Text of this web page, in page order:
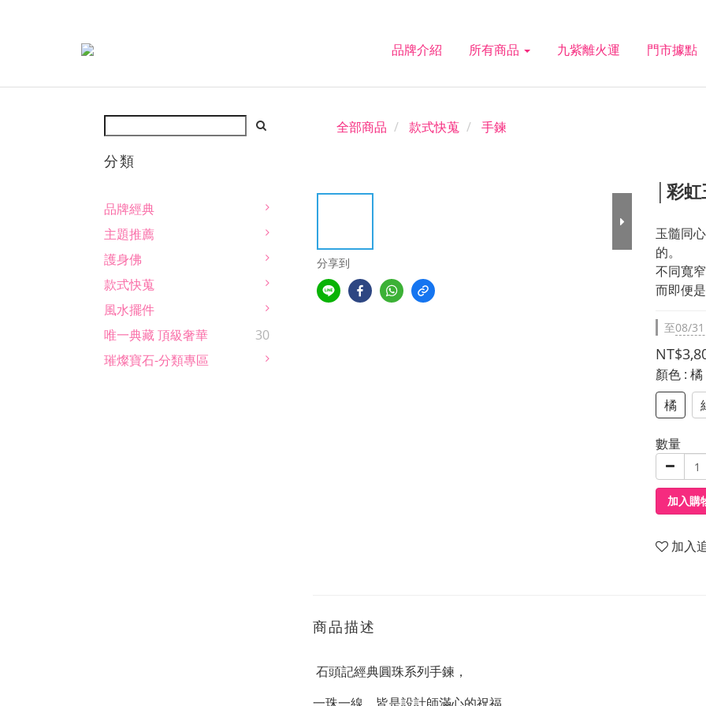
品牌介紹 所有商品 九紫離火運 門市據點
分類
品牌經典
主題推薦
護身佛
款式快蒐
風水擺件
唯一典藏 頂級奢華
30
璀燦寶石-分類專區
全部商品 款式快蒐 手鍊
分享到
│彩
玉髓同
的。
不同寬
而即便
至08/
顏色 : 橘
橘
數量
加入購
加入
商品描述
石頭記經典圓珠系列手鍊，
一珠一線，皆是設計師滿心的祝福，